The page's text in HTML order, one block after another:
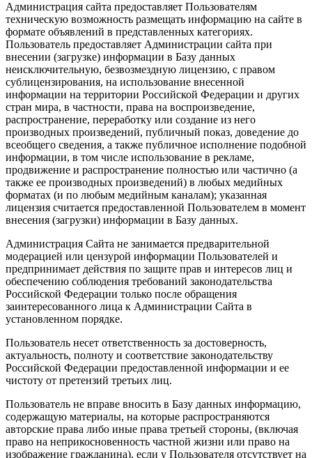
Администрация сайта предоставляет Пользователям
техническую возможность размещать информацию на сайте в
формате объявлений в представленных категориях.
Пользователь предоставляет Администрации сайта при
внесении (загрузке) информации в Базу данных
неисключительную, безвозмездную лицензию, с правом
сублицензирования, на использование внесенной
информации на территории Российской Федерации и других
стран мира, в частности, права на воспроизведение,
распространение, переработку или создание из него
производных произведений, публичный показ, доведение до
всеобщего сведения, а также публичное исполнение подобной
информации, в том числе использование в рекламе,
продвижение и распространение полностью или частично (а
также ее производных произведений) в любых медийных
форматах (и по любым медийным каналам); указанная
лицензия считается предоставленной Пользователем в момент
внесения (загрузки) информации в Базу данных.
Администрация Сайта не занимается предварительной
модерацией или цензурой информации Пользователей и
предпринимает действия по защите прав и интересов лиц и
обеспечению соблюдения требований законодательства
Российской Федерации только после обращения
заинтересованного лица к Администрации Сайта в
установленном порядке.
Пользователь несет ответственность за достоверность,
актуальность, полноту и соответствие законодательству
Российской Федерации предоставленной информации и ее
чистоту от претензий третьих лиц.
Пользователь не вправе вносить в Базу данных информацию,
содержащую материалы, на которые распространяются
авторские права либо иные права третьей стороны, (включая
право на неприкосновенность частной жизни или право на
изображение гражданина), если у Пользователя отсутствует на